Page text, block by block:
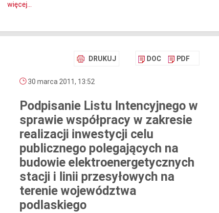
więcej...
DRUKUJ DOC PDF
30 marca 2011, 13:52
Podpisanie Listu Intencyjnego w
sprawie współpracy w zakresie
realizacji inwestycji celu
publicznego polegających na
budowie elektroenergetycznych
stacji i linii przesyłowych na
terenie województwa
podlaskiego